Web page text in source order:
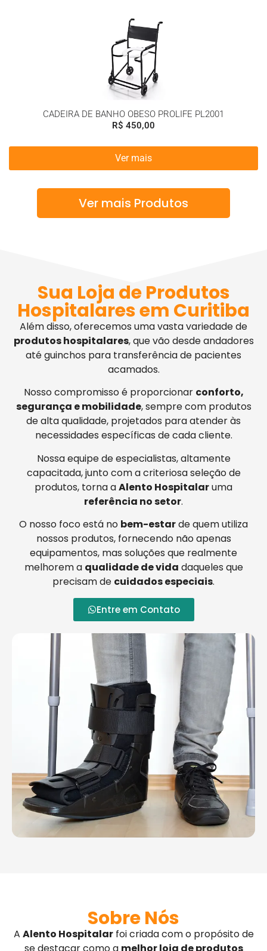
CADEIRA DE BANHO OBESO PROLIFE PL2001
R$ 450,00
Ver mais
Ver mais Produtos
Sua Loja de Produtos
Hospitalares em Curitiba
Além disso, oferecemos uma vasta variedade de
produtos hospitalares, que vão desde andadores
até guinchos para transferência de pacientes
acamados.
Nosso compromisso é proporcionar conforto,
segurança e mobilidade, sempre com produtos
de alta qualidade, projetados para atender às
necessidades específicas de cada cliente.
Nossa equipe de especialistas, altamente
capacitada, junto com a criteriosa seleção de
produtos, torna aAlento Hospitalaruma
referência no setor.
O nosso foco está no bem-estarde quem utiliza
nossos produtos, fornecendo não apenas
equipamentos, mas soluções que realmente
melhorem a qualidade de vida daqueles que
precisam de cuidados especiais.
Entre em Contato
Sobre Nós
A Alento Hospitalarfoi criada com o propósito de